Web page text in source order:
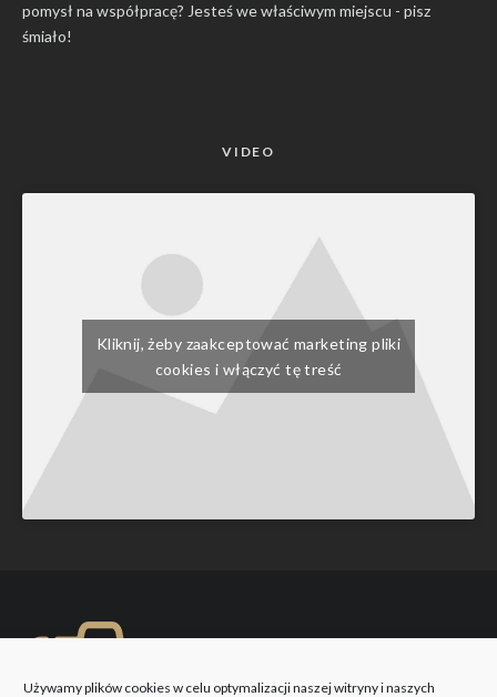
Używamy plików cookies w celu optymalizacji naszej witryny i naszych
pomysł na współpracę? Jesteś we właściwym miejscu - pisz
śmiało!
VIDEO
Kliknij, żeby zaakceptować marketing pliki
cookies i włączyć tę treść